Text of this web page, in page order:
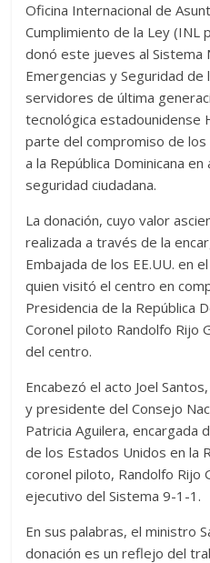
Oficina Internacional de
Cumplimiento de la Ley (INL
donó este jueves al Sistema
Emergencias y Seguridad de
servidores de última
tecnológica estadounidense
parte del compromiso de
a la República Dominicana
seguridad ciudadana.
La donación, cuyo valor
realizada a través de la
Embajada de los EE.UU. en
quien visitó el centro en
Presidencia de la República
Coronel piloto Randolfo Rijo
del centro.
Encabezó el acto Joel
y presidente del Consejo
Patricia Aguilera, encargada
de los Estados Unidos en la
coronel piloto, Randolfo Rijo
ejecutivo del Sistema 9-1-1.
En sus palabras, el ministro
donación es un reflejo del